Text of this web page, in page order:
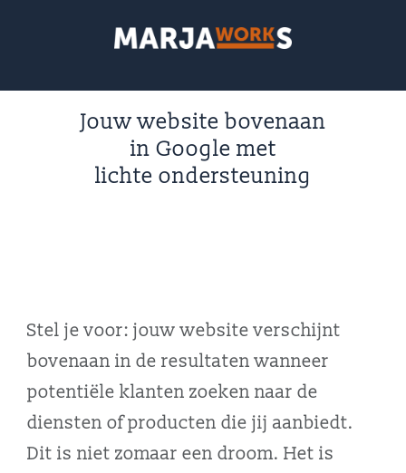
Jouw website bovenaan
in Google met
lichte ondersteuning
Stel je voor: jouw website verschijnt
bovenaan in de resultaten wanneer
potentiële klanten zoeken naar de
diensten of producten die jij aanbiedt.
Dit is niet zomaar een droom. Het is